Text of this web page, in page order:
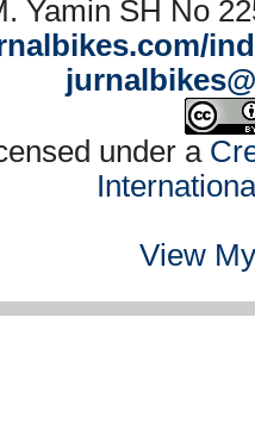
Yamin SH No
under a
View